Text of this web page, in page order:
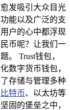
发吸引大众目光
能以及广泛的支
户的心中都浮现
币呢？让我们一
。 Trust钱包，
数字货币钱包，
存储与管理多种
比特币、以太坊等
固的堡垒之中，